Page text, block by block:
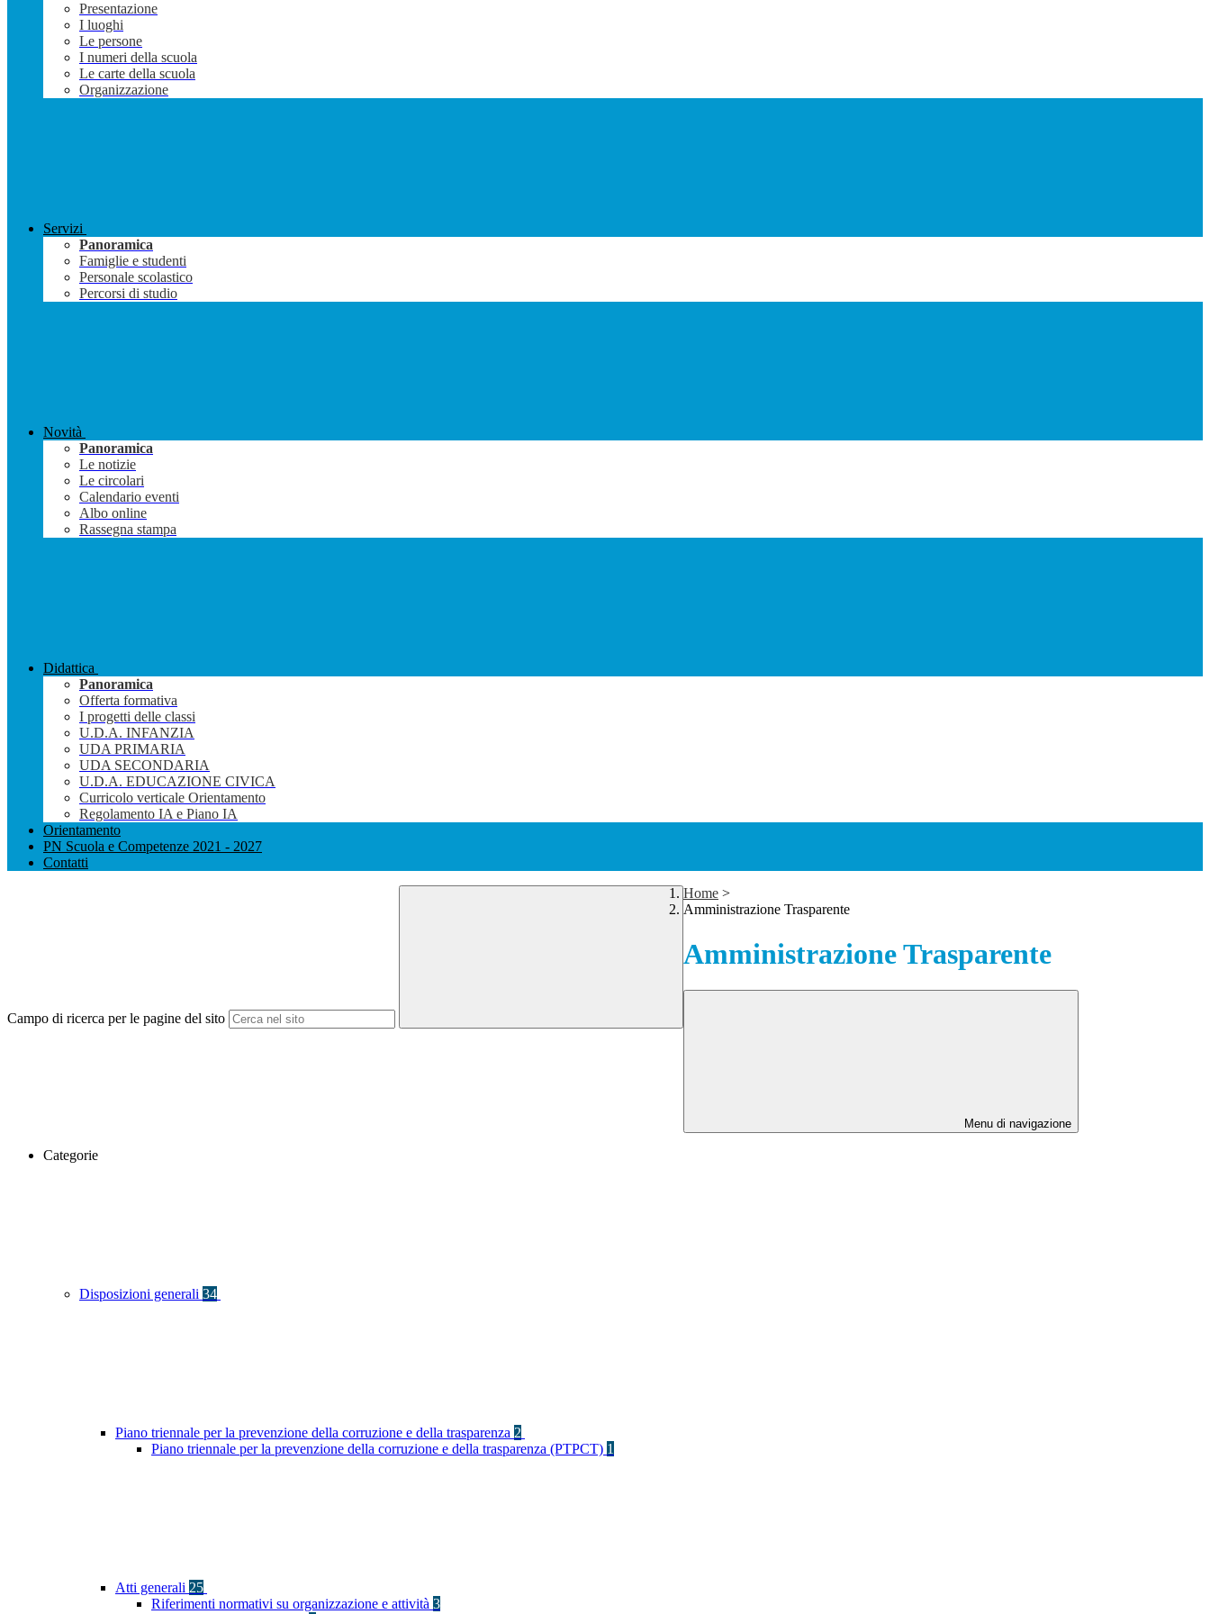
Presentazione
I luoghi
Le persone
I numeri della scuola
Le carte della scuola
Organizzazione
Servizi
Panoramica
Famiglie e studenti
Personale scolastico
Percorsi di studio
Novità
Panoramica
Le notizie
Le circolari
Calendario eventi
Albo online
Rassegna stampa
Didattica
Panoramica
Offerta formativa
I progetti delle classi
U.D.A. INFANZIA
UDA PRIMARIA
UDA SECONDARIA
U.D.A. EDUCAZIONE CIVICA
Curricolo verticale Orientamento
Regolamento IA e Piano IA
Orientamento
PN Scuola e Competenze 2021 - 2027
Contatti
Campo di ricerca per le pagine del sito
Home >
Amministrazione Trasparente
Amministrazione Trasparente
Menu di navigazione
Categorie
Disposizioni generali 34
Piano triennale per la prevenzione della corruzione e della trasparenza 2
Piano triennale per la prevenzione della corruzione e della trasparenza (PTPCT) 1
Atti generali 25
Riferimenti normativi su organizzazione e attività 3